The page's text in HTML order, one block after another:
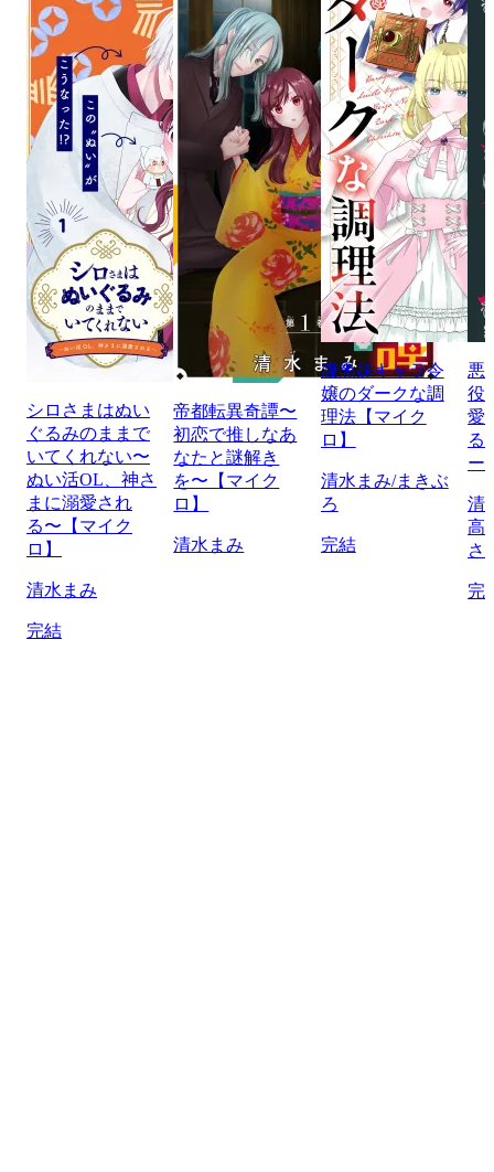
シロさまはぬい
ぐるみのままで
いてくれない〜
ぬい活OL、神さ
まに溺愛され
る〜【マイク
ロ】
清水まみ
完結
帝都転異奇譚〜
初恋で推しなあ
なたと謎解き
を〜【マイク
ロ】
清水まみ
腹黒妹キャラ令
嬢のダークな調
理法【マイク
ロ】
清水まみ/まきぶ
ろ
完結
悪
役
愛
る
ー
清
高
さ
完